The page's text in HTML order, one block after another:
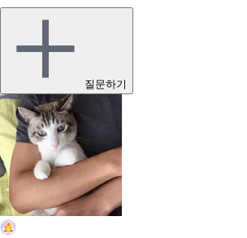
질문하기